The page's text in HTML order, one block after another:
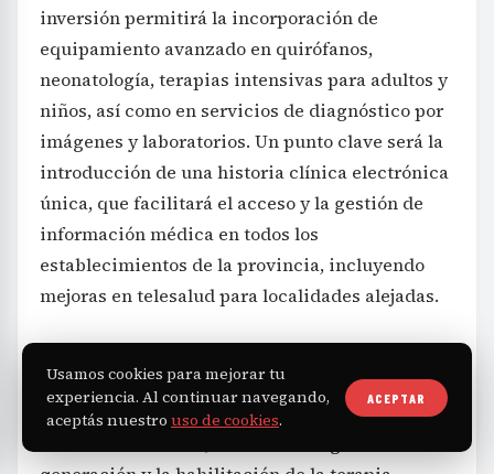
inversión permitirá la incorporación de
equipamiento avanzado en quirófanos,
neonatología, terapias intensivas para adultos y
niños, así como en servicios de diagnóstico por
imágenes y laboratorios. Un punto clave será la
introducción de una historia clínica electrónica
única, que facilitará el acceso y la gestión de
información médica en todos los
establecimientos de la provincia, incluyendo
mejoras en telesalud para localidades alejadas.
Parte de los fondos se destinarán a equipar el
nuevo edificio del Hospital Ramón Carrillo en
Bariloche, con la instalación de quirófanos,
Usamos cookies para mejorar tu
experiencia. Al continuar navegando,
aceptás nuestro uso de cookies.
ACEPTAR